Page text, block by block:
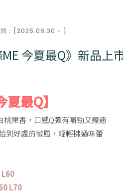
間：[2025.06.30 ~ ]
ME 今夏最Q》新品上
夏最Q】
桃果香，口感Q彈有嚼勁又療癒
到好處的微風，輕輕拂過味蕾
L70